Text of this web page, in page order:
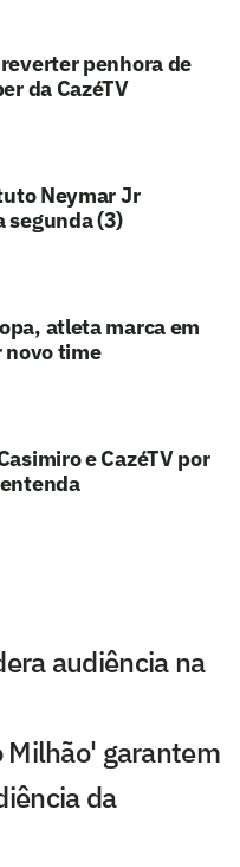
penhora de
da CazéTV
Neymar Jr
segunda (3)
atleta marca em
novo time
e CazéTV por
audiência na
Milhão' garantem
da